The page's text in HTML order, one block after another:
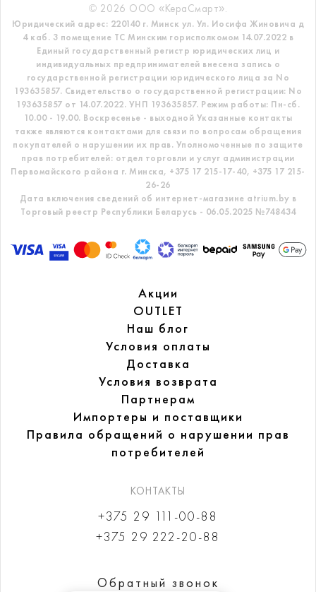
© 2026 ООО «КераСмарт».
Юридический адрес: 220140 г. Минск ул. Ул. Иосифа Жиновича д
4 каб. 3 помещение ТС Минским горисполкомом 14.07.2022 в
Единый государственный регистр юридических лиц и
индивидуальных предпринимателей внесена запись о
государственной регистрации юридического лица за No
193635857. Свидетельство о государственной регистрации: No
193635857 от 14.07.2022. УНП 193635857. Режим работы: Пн-сб.
10.00 - 19.00. Воскресенье - выходной Указанные контакты
также являются контактами для связи по вопросам обращения
покупателей о нарушении их прав. Уполномоченные по защите
прав потребителей: отдел торговли и услуг администрации
Первомайского района г. Минска, +375 17 215-17-40, +375 17 215-
26-26
Дата включения сведений об интернет-магазине atrium.by в
Торговый реестр Республики Беларусь - 06.05.2025 №748434
Акции
OUTLET
Наш блог
Условия оплаты
Доставка
Условия возврата
Партнерам
Импортеры и поставщики
Правила обращений о нарушении прав
потребителей
КОНТАКТЫ
+375 29 111-00-88
+375 29 222-20-88
Обратный звонок